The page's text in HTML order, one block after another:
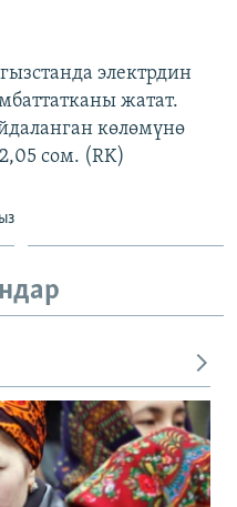
электрдин
жатат.
көлөмүнө
сом. (RK)